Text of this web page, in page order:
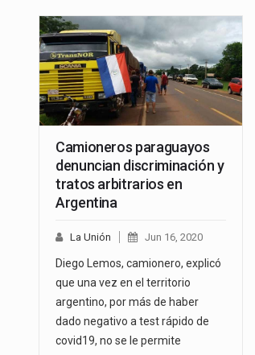
Camioneros paraguayos
denuncian discriminación y
tratos arbitrarios en
Argentina
La Unión Jun 16, 2020
Diego Lemos, camionero, explicó
que una vez en el territorio
argentino, por más de haber
dado negativo a test rápido de
covid19, no se le permite